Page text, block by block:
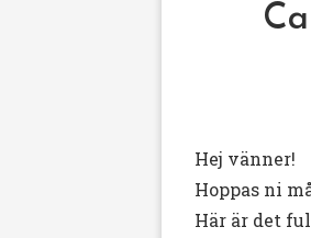
Hej vänner!
Hoppas ni
Här är det